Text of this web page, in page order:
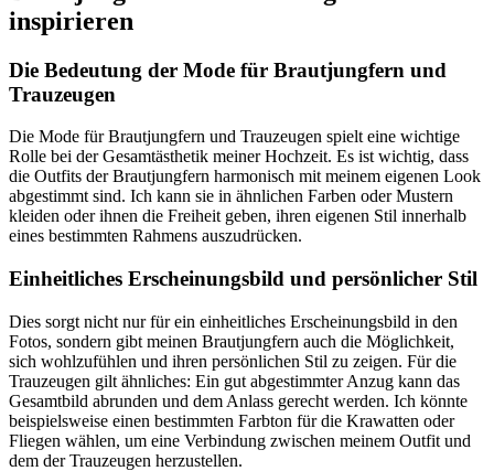
inspirieren
Die Bedeutung der Mode für Brautjungfern und
Trauzeugen
Die Mode für Brautjungfern und Trauzeugen spielt eine wichtige
Rolle bei der Gesamtästhetik meiner Hochzeit. Es ist wichtig, dass
die Outfits der Brautjungfern harmonisch mit meinem eigenen Look
abgestimmt sind. Ich kann sie in ähnlichen Farben oder Mustern
kleiden oder ihnen die Freiheit geben, ihren eigenen Stil innerhalb
eines bestimmten Rahmens auszudrücken.
Einheitliches Erscheinungsbild und persönlicher Stil
Dies sorgt nicht nur für ein einheitliches Erscheinungsbild in den
Fotos, sondern gibt meinen Brautjungfern auch die Möglichkeit,
sich wohlzufühlen und ihren persönlichen Stil zu zeigen. Für die
Trauzeugen gilt ähnliches: Ein gut abgestimmter Anzug kann das
Gesamtbild abrunden und dem Anlass gerecht werden. Ich könnte
beispielsweise einen bestimmten Farbton für die Krawatten oder
Fliegen wählen, um eine Verbindung zwischen meinem Outfit und
dem der Trauzeugen herzustellen.